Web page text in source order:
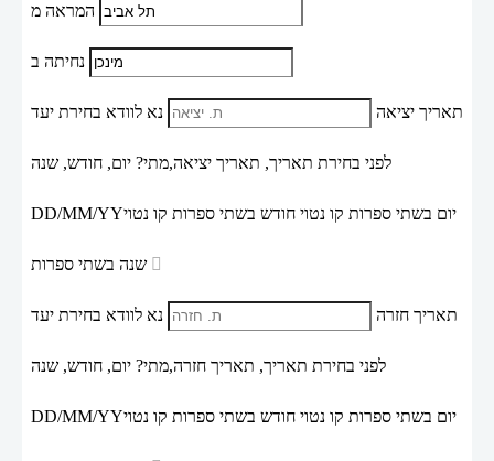
המראה מ
נחיתה ב
תאריך יציאה נא לוודא בחירת יעד
לפני בחירת תאריך, תאריך יציאה,מתי? יום, חודש, שנה
DD/MM/YYיום בשתי ספרות קו נטוי חודש בשתי ספרות קו נטוי
תאריך חזרה נא לוודא בחירת יעד
לפני בחירת תאריך, תאריך חזרה,מתי? יום, חודש, שנה
DD/MM/YYיום בשתי ספרות קו נטוי חודש בשתי ספרות קו נטוי